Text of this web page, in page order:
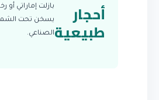
أحجار
طبيعية
بازلت إماراتي أو
يسخن تحت
الصناعي.